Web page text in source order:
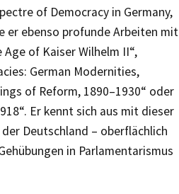
of Democracy in Germany,
er ebenso profunde Arbeiten mit
of Kaiser Wilhelm II“,
German Modernities,
of Reform, 1890–1930“ oder
Er kennt sich aus mit dieser
Deutschland – oberflächlich
in Parlamentarismus